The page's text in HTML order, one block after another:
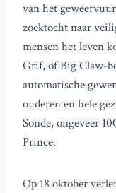
van het
zoektocht naar
mensen het leven
Grif, of Big Claw-
automatische
ouderen en hele
Sonde, ongeveer
Prince.
Op 18 oktober